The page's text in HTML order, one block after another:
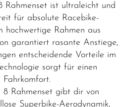
Rahmenset ist ultraleicht und
für absolute Racebike-
hochwertige Rahmen aus
garantiert rasante Anstiege,
entscheidende Vorteile im
sorgt für einen
Fahrkomfort.
Rahmenset gibt dir von
Superbike-Aerodynamik,